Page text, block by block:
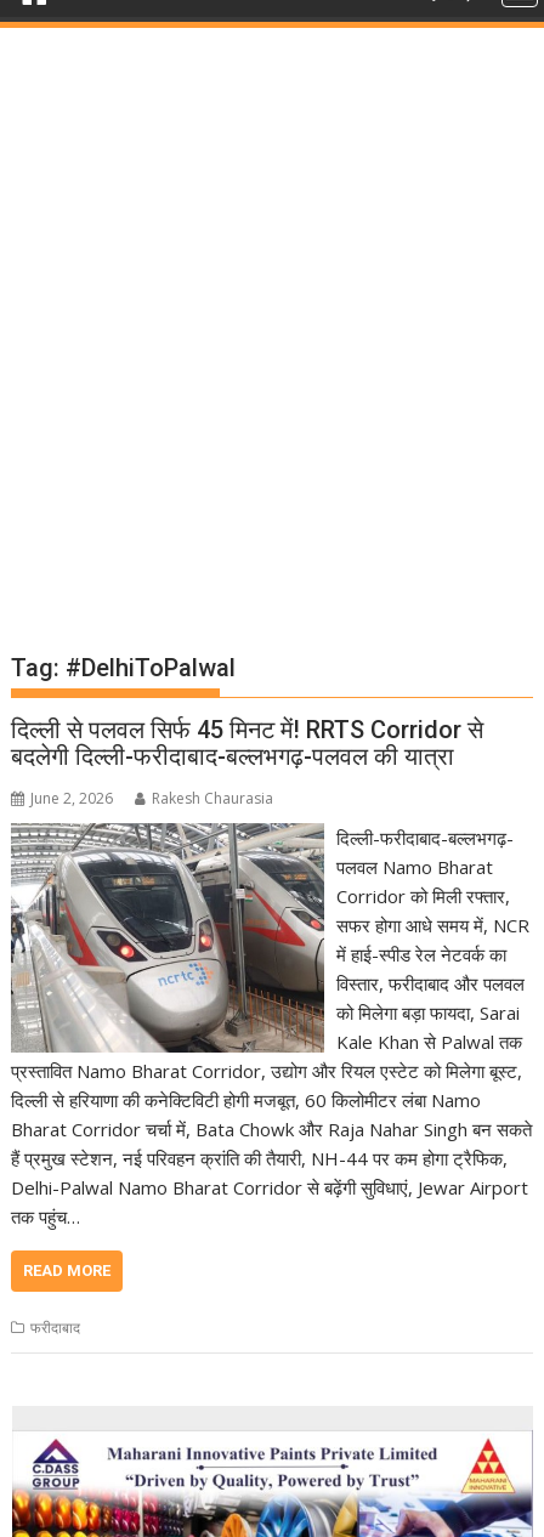
Tag: #DelhiToPalwal
दिल्ली से पलवल सिर्फ 45 मिनट में! RRTS Corridor से
बदलेगी दिल्ली-फरीदाबाद-बल्लभगढ़-पलवल की यात्रा
June 2, 2026 Rakesh Chaurasia
दिल्ली-फरीदाबाद-बल्लभगढ़-
पलवल Namo Bharat
Corridor को मिली रफ्तार,
सफर होगा आधे समय में, NCR
में हाई-स्पीड रेल नेटवर्क का
विस्तार, फरीदाबाद और पलवल
को मिलेगा बड़ा फायदा, Sarai
Kale Khan से Palwal तक
प्रस्तावित Namo Bharat Corridor, उद्योग और रियल एस्टेट को मिलेगा बूस्ट,
दिल्ली से हरियाणा की कनेक्टिविटी होगी मजबूत, 60 किलोमीटर लंबा Namo
Bharat Corridor चर्चा में, Bata Chowk और Raja Nahar Singh बन सकते
हैं प्रमुख स्टेशन, नई परिवहन क्रांति की तैयारी, NH-44 पर कम होगा ट्रैफिक,
Delhi-Palwal Namo Bharat Corridor से बढ़ेंगी सुविधाएं, Jewar Airport
तक पहुंच…
READ MORE
फरीदाबाद